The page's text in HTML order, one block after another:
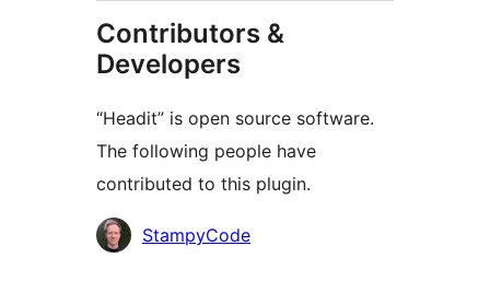
Contributors &
Developers
“Headit” is open source software.
The following people have
contributed to this plugin.
Contributors
StampyCode